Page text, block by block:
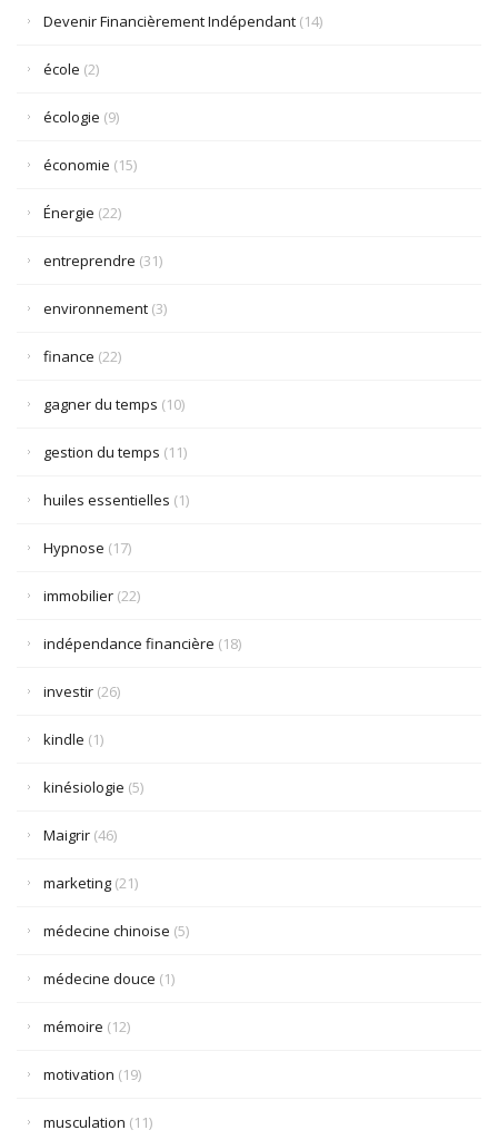
Devenir Financièrement Indépendant (14)
école (2)
écologie (9)
économie (15)
Énergie (22)
entreprendre (31)
environnement (3)
finance (22)
gagner du temps (10)
gestion du temps (11)
huiles essentielles (1)
Hypnose (17)
immobilier (22)
indépendance financière (18)
investir (26)
kindle (1)
kinésiologie (5)
Maigrir (46)
marketing (21)
médecine chinoise (5)
médecine douce (1)
mémoire (12)
motivation (19)
musculation (11)